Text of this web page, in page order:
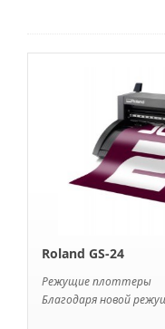
Roland GS-24
Режущие плоттеры
Благодаря новой